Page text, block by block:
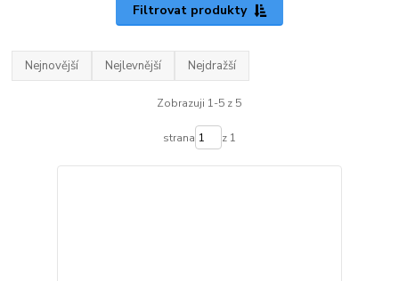
Filtrovat produkty
Nejnovější Nejlevnější Nejdražší
Zobrazuji 1-5 z 5
strana z 1